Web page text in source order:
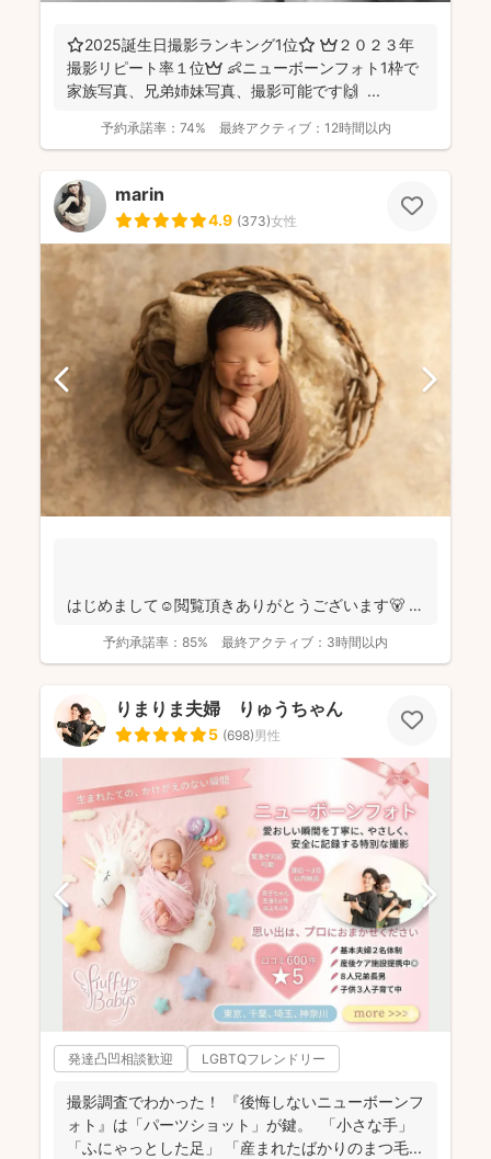
⭐️2025誕生日撮影ランキング1位⭐️ 👑２０２３年
撮影リピート率１位👑 👶ニューボーンフォト1枠で
家族写真、兄弟姉妹写真、撮影可能です🙌 ...
予約承諾率： 74% 最終アクティブ： 12時間以内
marin
4.9 (373)女性
はじめまして☺️閲覧頂きありがとうございます🐻
予約承諾率： 85% 最終アクティブ： 3時間以内
りまりま夫婦 りゅうちゃん
5 (698)男性
発達凸凹相談歓迎 LGBTQフレンドリー
撮影調査でわかった！ 『後悔しないニューボーンフ
ォト』は「パーツショット」が鍵。 「小さな手」
「ふにゃっとした足」 「産まれたばかりのまつ毛...